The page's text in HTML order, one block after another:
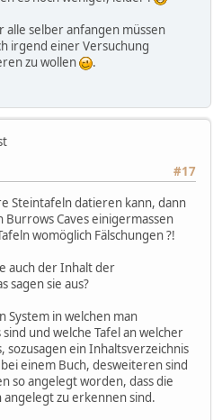
alle selber anfangen müssen
irgend einer Versuchung
zu wollen
.
#17
Steintafeln datieren kann, dann
Burrows Caves einigermassen
womöglich Fälschungen ?!
auch der Inhalt der
sagen sie aus?
System in welchen man
und welche Tafel an welcher
sozusagen ein Inhaltsverzeichnis
einem Buch, desweiteren sind
so angelegt worden, dass die
angelegt zu erkennen sind.